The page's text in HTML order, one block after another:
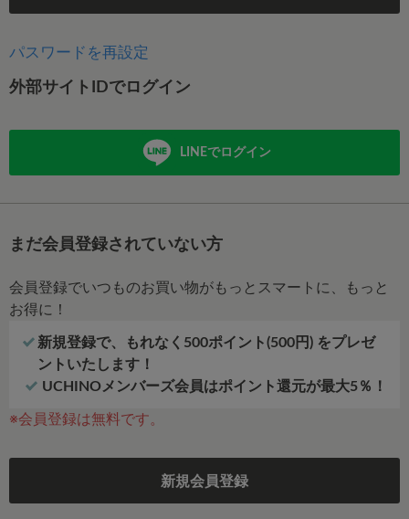
パスワードを再設定
外部サイトIDでログイン
LINEでログイン
まだ会員登録されていない方
会員登録でいつものお買い物がもっとスマートに、もっと
お得に！
新規登録で、もれなく500ポイント(500円) をプレゼ
ントいたします！
UCHINOメンバーズ会員はポイント還元が最大5％！
※会員登録は無料です。
新規会員登録